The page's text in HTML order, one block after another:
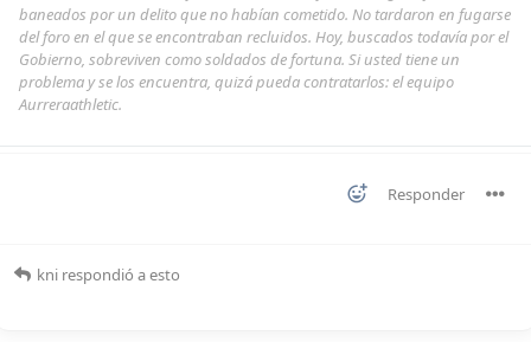
baneados por un delito que no habían cometido. No tardaron en fugarse
del foro en el que se encontraban recluidos. Hoy, buscados todavía por el
Gobierno, sobreviven como soldados de fortuna. Si usted tiene un
problema y se los encuentra, quizá pueda contratarlos: el equipo
Aurreraathletic.
Responder
kni respondió a esto